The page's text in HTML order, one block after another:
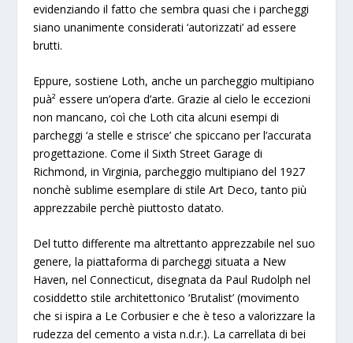
evidenziando il fatto che sembra quasi che i parcheggi
siano unanimente considerati ‘autorizzati’ ad essere
brutti.
Eppure, sostiene Loth, anche un parcheggio multipiano
puà² essere un’opera d’arte. Grazie al cielole eccezioni
non mancano, coì che Loth cita alcuni esempi di
parcheggi ‘a stelle e strisce’ che spiccano per l’accurata
progettazione. Come ilSixth Street Garage di
Richmond, in Virginia, parcheggio multipiano del 1927
nonchè sublime esemplare di stile Art Deco, tanto più
apprezzabile perchè piuttosto datato.
Del tutto differente ma altrettanto apprezzabile nel suo
genere, la piattaforma di parcheggi situata a New
Haven, nel Connecticut, disegnata da Paul Rudolph nel
cosiddetto stile architettonico ‘Brutalist’ (movimento
che si ispira a Le Corbusier e che è teso a valorizzare la
rudezza del cemento a vista n.d.r.). La carrellata di bei